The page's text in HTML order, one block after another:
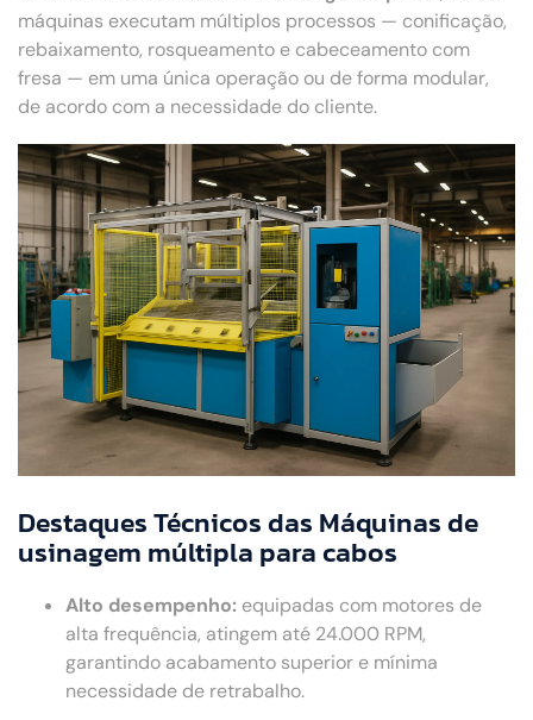
máquinas executam múltiplos processos — conificação,
rebaixamento, rosqueamento e cabeceamento com
fresa — em uma única operação ou de forma modular,
de acordo com a necessidade do cliente.
Destaques Técnicos das Máquinas de
usinagem múltipla para cabos
Alto desempenho: equipadas com motores de
alta frequência, atingem até 24.000 RPM,
garantindo acabamento superior e mínima
necessidade de retrabalho.